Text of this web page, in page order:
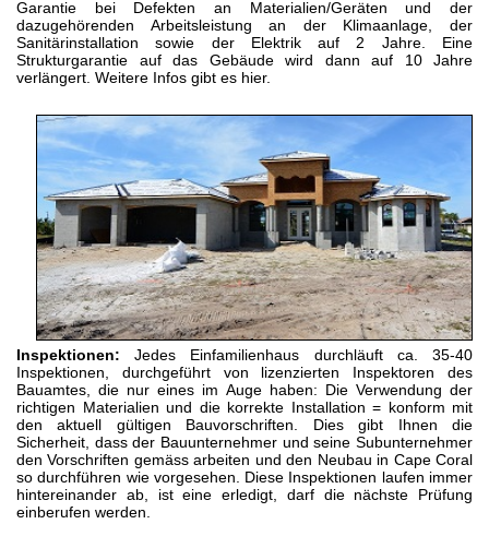
Garantie bei Defekten an Materialien/Geräten und der
dazugehörenden Arbeitsleistung an der Klimaanlage, der
Sanitärinstallation sowie der Elektrik auf 2 Jahre. Eine
Strukturgarantie auf das Gebäude wird dann auf 10 Jahre
verlängert. Weitere Infos gibt es hier.
Inspektionen:Jedes Einfamilienhaus durchläuft ca. 35-40
Inspektionen, durchgeführt von lizenzierten Inspektoren des
Bauamtes, die nur eines im Auge haben: Die Verwendung der
richtigen Materialien und die korrekte Installation = konform mit
den aktuell gültigen Bauvorschriften. Dies gibt Ihnen die
Sicherheit, dass der Bauunternehmer und seine Subunternehmer
den Vorschriften gemäss arbeiten und den Neubau in Cape Coral
so durchführen wie vorgesehen. Diese Inspektionen laufen immer
hintereinander ab, ist eine erledigt, darf die nächste Prüfung
einberufen werden.